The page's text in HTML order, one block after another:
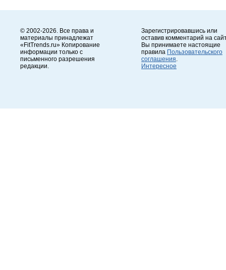
© 2002-2026. Все права и
материалы принадлежат
«FitTrends.ru» Копирование
информации только с
письменного разрешения
редакции.
Зарегистрировавшись или
оставив комментарий на
Вы принимаете настоящие
правила Пользовательского
соглашения
Интересное